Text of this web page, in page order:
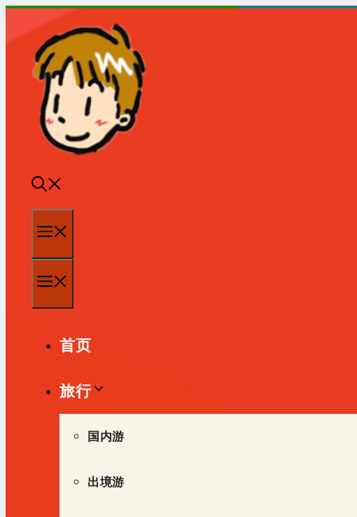
至
首页
旅行
国内游
出境游